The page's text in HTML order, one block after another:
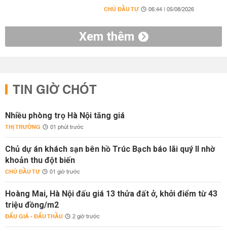
CHỦ ĐẦU TƯ 06:44 | 05/08/2026
Xem thêm
TIN GIỜ CHÓT
Nhiều phòng trọ Hà Nội tăng giá
THỊ TRƯỜNG 01 phút trước
Chủ dự án khách sạn bên hồ Trúc Bạch báo lãi quý II nhờ
khoản thu đột biến
CHỦ ĐẦU TƯ 01 giờ trước
Hoàng Mai, Hà Nội đấu giá 13 thửa đất ở, khởi điểm từ 43
triệu đồng/m2
ĐẤU GIÁ - ĐẤU THẦU 2 giờ trước